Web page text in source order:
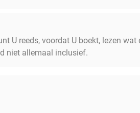
U reeds, voordat U boekt, lezen
niet allemaal inclusief.